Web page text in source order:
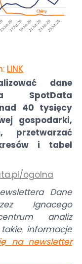
LINK
dane
SpotData
40 tysięcy
gospodarki,
przetwarzać
i tabel
ogolna
Dane
Ignacego
analiz
informacje
na newsletter